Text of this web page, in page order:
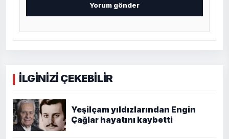
İLGİNİZİ ÇEKEBİLİR
Yeşilçam yıldızlarından Engin
Çağlar hayatını kaybetti